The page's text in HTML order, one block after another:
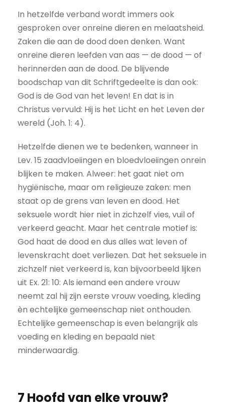
In hetzelfde verband wordt immers ook
gesproken over onreine dieren en melaatsheid.
Zaken die aan de dood doen denken. Want
onreine dieren leefden van aas — de dood — of
herinnerden aan de dood. De blijvende
boodschap van dit Schriftgedeelte is dan ook:
God is de God van het leven! En dat is in
Christus vervuld: Hij is het Licht en het Leven der
wereld (Joh. 1: 4).
Hetzelfde dienen we te bedenken, wanneer in
Lev. 15 zaadvloeiingen en bloedvloeiingen onrein
blijken te maken. Alweer: het gaat niet om
hygiënische, maar om religieuze zaken: men
staat op de grens van leven en dood. Het
seksuele wordt hier niet in zichzelf vies, vuil of
verkeerd geacht. Maar het centrale motief is:
God haat de dood en dus alles wat leven of
levenskracht doet verliezen. Dat het seksuele in
zichzelf niet verkeerd is, kan bijvoorbeeld lijken
uit Ex. 21: 10: Als iemand een andere vrouw
neemt zal hij zijn eerste vrouw voeding, kleding
èn echtelijke gemeenschap niet onthouden.
Echtelijke gemeenschap is even belangrijk als
voeding en kleding en bepaald niet
minderwaardig.
7 Hoofd van elke vrouw?